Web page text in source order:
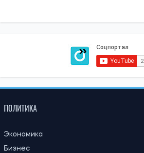
ПОЛИТИКА
Экономика
Бизнес